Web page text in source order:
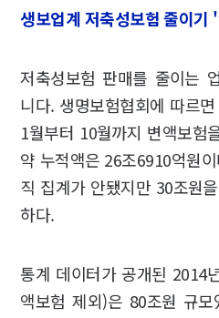
생보업계 저축성보험 줄이기
저축성보험 판매를 줄이는
니다. 생명보험협회에 따르
1월부터 10월까지 변액보험
약 누적액은 26조6910억원
직 집계가 안됐지만 30조원
하다.
통계 데이터가 공개된 2014
액보험 제외)은 80조원 규